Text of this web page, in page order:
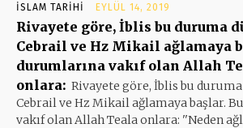
İSLAM TARIHI EYLÜL 14, 2019
Rivayete göre, İblis bu duruma
Cebrail ve Hz Mikail ağlamaya
durumlarına vakıf olan Allah
onlara: Rivayete göre, İblis bu duruma
Cebrail ve Hz Mikail ağlamaya başlar.
vakıf olan Allah Teala onlara: ''Neden